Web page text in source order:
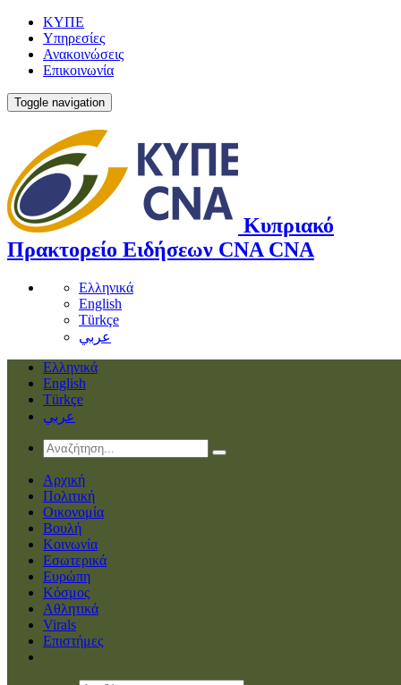
ΚΥΠΕ
Υπηρεσίες
Ανακοινώσεις
Επικοινωνία
Toggle navigation
Κυπριακό
Πρακτορείο Ειδήσεων CNA CNA
Ελληνικά
English
Türkçe
عربي
Ελληνικά
English
Türkçe
عربي
Αρχική
Πολιτική
Οικονομία
Βουλή
Κοινωνία
Εσωτερικά
Ευρώπη
Κόσμος
Αθλητικά
Virals
Επιστήμες